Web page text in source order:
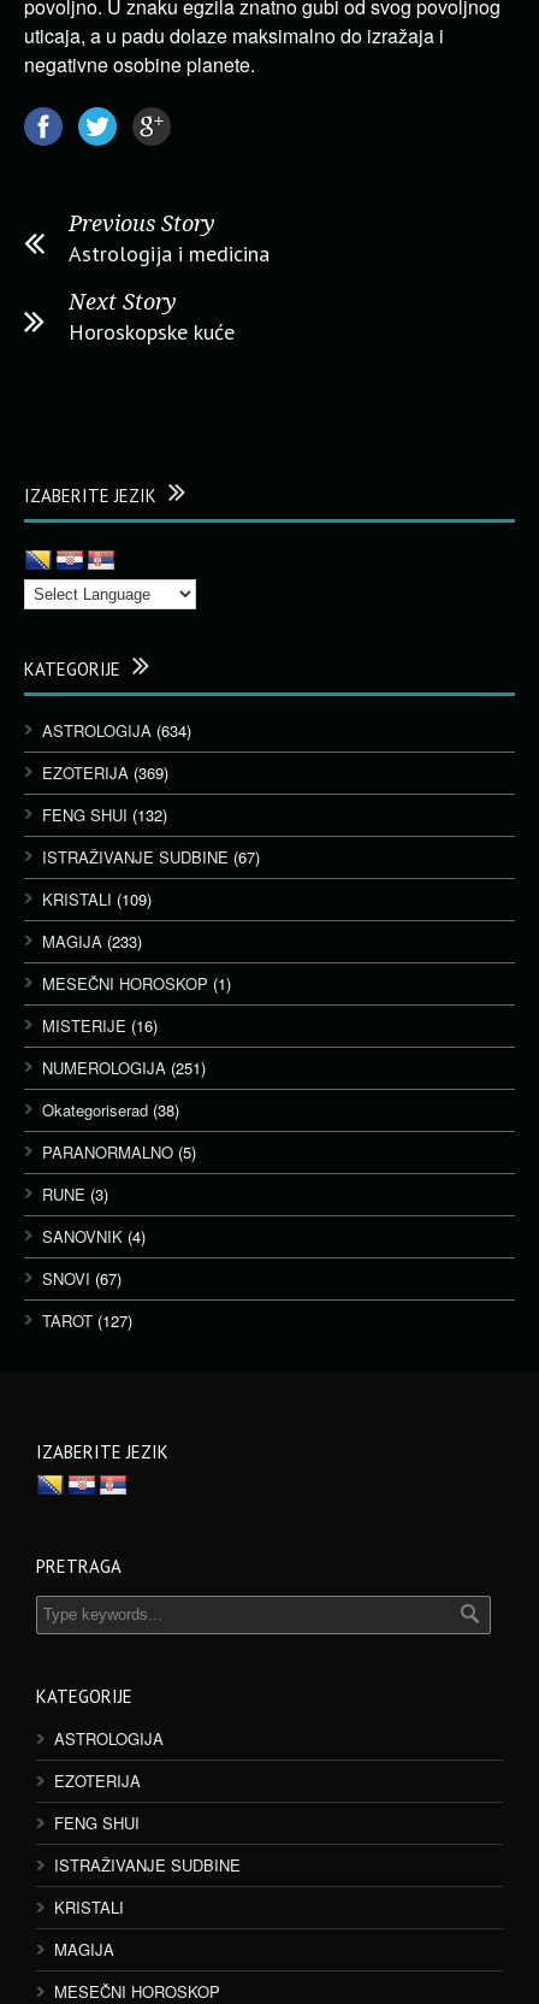
povoljno. U znaku egzila znatno gubi od svog povoljnog
uticaja, a u padu dolaze maksimalno do izražaja i
negativne osobine planete.
Previous Story
Astrologija i medicina
Next Story
Horoskopske kuće
IZABERITE JEZIK
KATEGORIJE
ASTROLOGIJA (634)
EZOTERIJA (369)
FENG SHUI (132)
ISTRAŽIVANJE SUDBINE (67)
KRISTALI (109)
MAGIJA (233)
MESEČNI HOROSKOP (1)
MISTERIJE (16)
NUMEROLOGIJA (251)
Okategoriserad (38)
PARANORMALNO (5)
RUNE (3)
SANOVNIK (4)
SNOVI (67)
TAROT (127)
IZABERITE JEZIK
PRETRAGA
KATEGORIJE
ASTROLOGIJA
EZOTERIJA
FENG SHUI
ISTRAŽIVANJE SUDBINE
KRISTALI
MAGIJA
MESEČNI HOROSKOP